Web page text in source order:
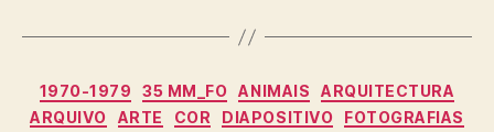
Categorias
1970-1979 35 MM_FO ANIMAIS
ARQUITECTURA
ARQUIVO
ARTE COR DIAPOSITIVO
FOTOGRAFIAS